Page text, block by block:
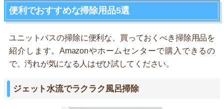
便利でおすすめな掃除用品5選
ユニットバスの掃除に便利な、買っておくべき掃除用品を
紹介します。Amazonやホームセンターで購入できるの
で、汚れが気になる人はぜひ試してください。
ジェット水流でラクラク風呂掃除